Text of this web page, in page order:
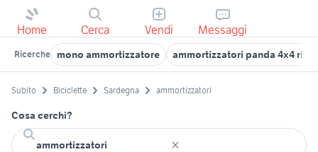
Home Cerca Vendi Messaggi
Ricerche mono ammortizzatore ammortizzatori panda 4x4
Subito Biciclette Sardegna ammortizzatori
Cosa cerchi?